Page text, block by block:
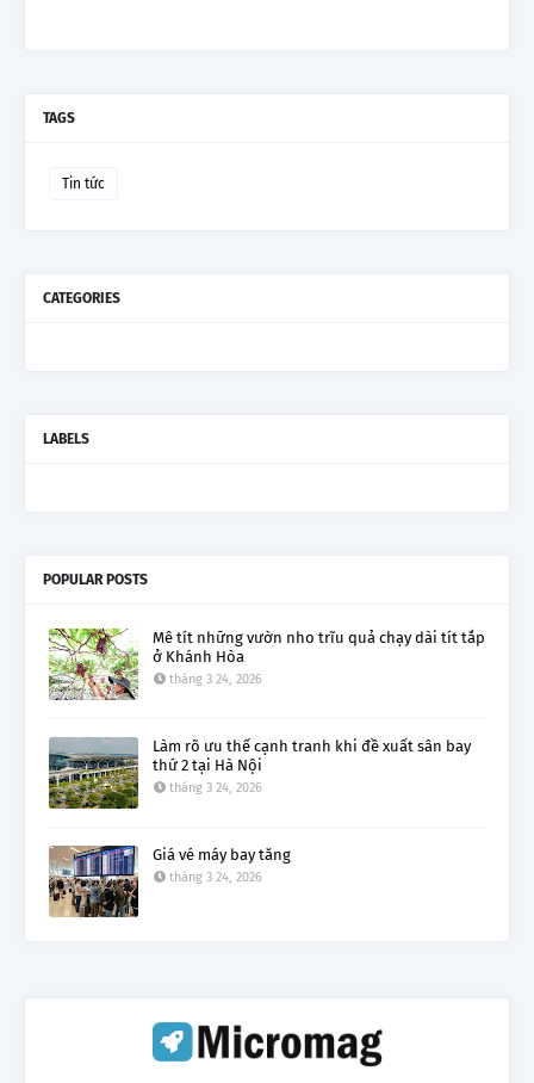
TAGS
Tin tức
CATEGORIES
LABELS
POPULAR POSTS
Mê tít những vườn nho trĩu quả chạy dài tít tắp
ở Khánh Hòa
tháng 3 24, 2026
Làm rõ ưu thế cạnh tranh khi đề xuất sân bay
thứ 2 tại Hà Nội
tháng 3 24, 2026
Giá vé máy bay tăng
tháng 3 24, 2026